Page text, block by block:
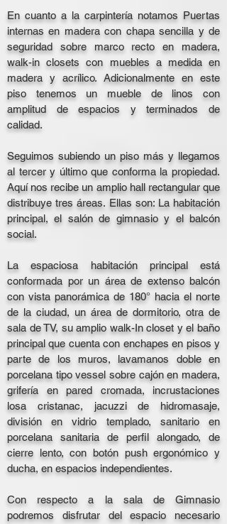
En cuanto a la carpintería notamos Puertas
internas en madera con chapa sencilla y de
seguridad sobre marco recto en madera,
walk-in closets con muebles a medida en
madera y acrílico. Adicionalmente en este
piso tenemos un mueble de linos con
amplitud de espacios y terminados de
calidad.
Seguimos subiendo un piso más y llegamos
al tercer y último que conforma la propiedad.
Aquí nos recibe un amplio hall rectangular que
distribuye tres áreas. Ellas son: La habitación
principal, el salón de gimnasio y el balcón
social.
La espaciosa habitación principal está
conformada por un área de extenso balcón
con vista panorámica de 180° hacia el norte
de la ciudad, un área de dormitorio, otra de
sala de TV, su amplio walk-In closet y el baño
principal que cuenta con enchapes en pisos y
parte de los muros, lavamanos doble en
porcelana tipo vessel sobre cajón en madera,
grifería en pared cromada, incrustaciones
losa cristanac, jacuzzi de hidromasaje,
división en vidrio templado, sanitario en
porcelana sanitaria de perfil alongado, de
cierre lento, con botón push ergonómico y
ducha, en espacios independientes.
Con respecto a la sala de Gimnasio
podremos disfrutar del espacio necesario